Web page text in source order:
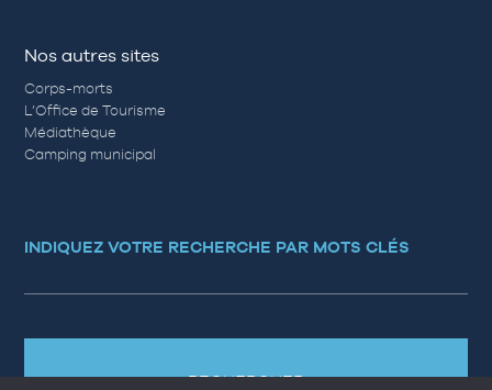
Nos autres sites
Corps-morts
L’Office de Tourisme
Médiathèque
Camping municipal
INDIQUEZ VOTRE RECHERCHE PAR MOTS CLÉS
RECHERCHER